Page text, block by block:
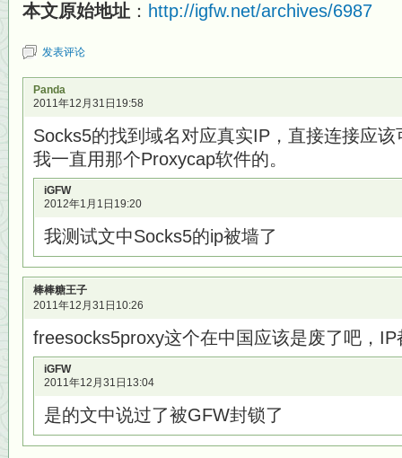
本文原始地址 ： http://igfw.net/archives/6987
发表评论
Panda
2011年12月31日19:58
Socks5的找到域名对应真实IP，直接连接应该
我一直用那个Proxycap软件的。
iGFW
2012年1月1日19:20
我测试文中Socks5的ip被墙了
棒棒糖王子
2011年12月31日10:26
freesocks5proxy这个在中国应该是废了吧，
iGFW
2011年12月31日13:04
是的文中说过了被GFW封锁了